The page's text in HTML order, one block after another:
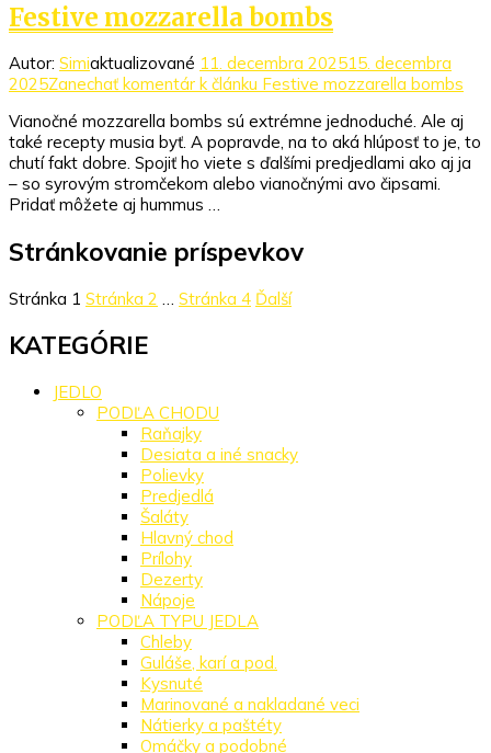
Festive mozzarella bombs
Autor: Simiaktualizované 11. decembra 202515. decembra
2025Zanechať komentár k článku Festive mozzarella bombs
Vianočné mozzarella bombs sú extrémne jednoduché. Ale aj
také recepty musia byť. A popravde, na to aká hlúposť to je, to
chutí fakt dobre. Spojiť ho viete s ďalšími predjedlami ako aj ja
– so syrovým stromčekom alebo vianočnými avo čipsami.
Pridať môžete aj hummus …
Stránkovanie príspevkov
Stránka 1 Stránka 2 Stránka 4 Ďalší
KATEGÓRIE
JEDLO
PODĽA CHODU
Raňajky
Desiata a iné snacky
Polievky
Predjedlá
Šaláty
Hlavný chod
Prílohy
Dezerty
Nápoje
PODĽA TYPU JEDLA
Chleby
Guláše, karí a pod.
Kysnuté
Marinované a nakladané veci
Nátierky a paštéty
Omáčky a podobné